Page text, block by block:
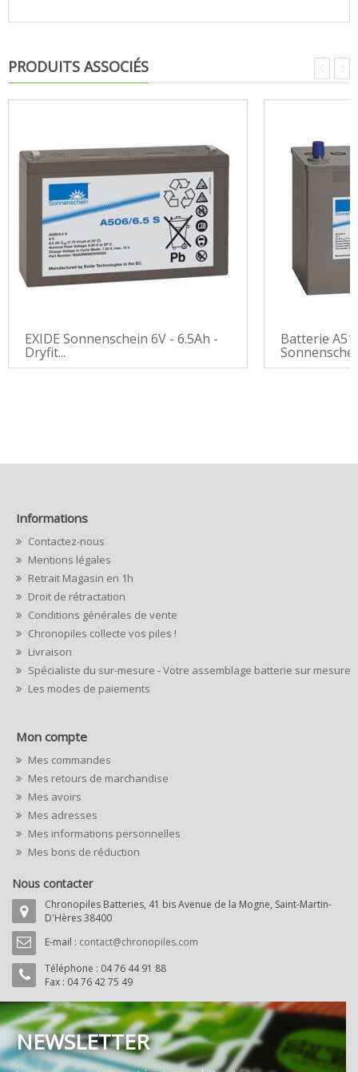
PRODUITS ASSOCIÉS
EXIDE Sonnenschein 6V - 6.5Ah -
Dryfit...
Batterie
Informations
Contactez-nous
Mentions légales
Retrait Magasin en 1h
Droit de rétractation
Conditions générales de vente
Chronopiles collecte vos piles !
Livraison
Spécialiste du sur-mesure - Votre assemblage batterie sur mesure
Les modes de paiements
Mon compte
Mes commandes
Mes retours de marchandise
Mes avoirs
Mes adresses
Mes informations personnelles
Mes bons de réduction
Nous contacter
Chronopiles Batteries, 41 bis Avenue de la Mogne, Saint-Martin-
D'Hères 38400
E-mail : contact@chronopiles.com
Téléphone : 04 76 44 91 88
Fax : 04 76 42 75 49
NEWSLETTER